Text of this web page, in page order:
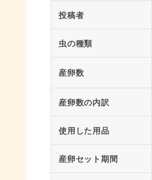
投稿者
虫の種類
産卵数
産卵数の内訳
使用した用品
産卵セット期間